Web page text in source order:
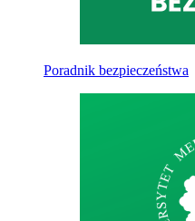
Poradnik bezpieczeństwa